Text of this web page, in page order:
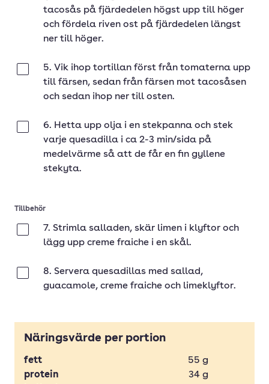
tacosås på fjärdedelen högst upp till höger
och fördela riven ost på fjärdedelen längst
ner till höger.
5. Vik ihop tortillan först från tomaterna upp
till färsen, sedan från färsen mot tacosåsen
och sedan ihop ner till osten.
6. Hetta upp olja i en stekpanna och stek
varje quesadilla i ca 2-3 min/sida på
medelvärme så att de får en fin gyllene
stekyta.
Tillbehör
7. Strimla salladen, skär limen i klyftor och
lägg upp creme fraiche i en skål.
8. Servera quesadillas med sallad,
guacamole, creme fraiche och limeklyftor.
Näringsvärde per portion
fett 55 g
protein
34 g